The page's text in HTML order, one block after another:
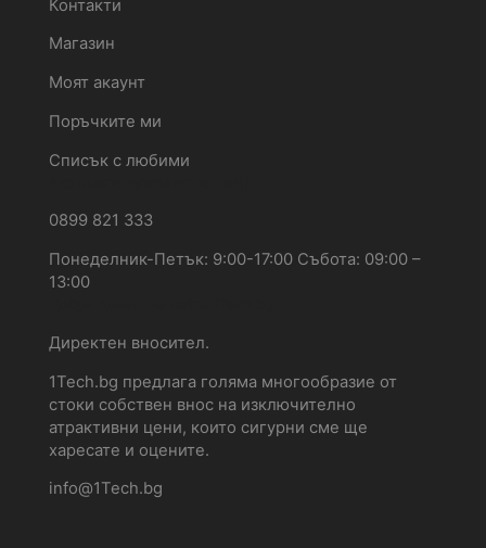
Контакти
Магазин
Моят акаунт
Поръчките ми
Списък с любими
0899 821 333
Понеделник-Петък: 9:00-17:00 Събота: 09:00 –
13:00
Директен вносител.
1Tech.bg предлага голяма многообразие от
стоки собствен внос на изключително
атрактивни цени, които сигурни сме ще
харесате и оцените.
info@1Tech.bg